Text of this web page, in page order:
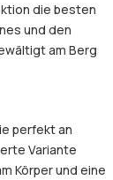
die besten
und den
am Berg
perfekt an
Variante
Körper und eine